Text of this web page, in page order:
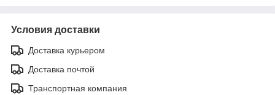
Условия доставки
Доставка курьером
Доставка почтой
Транспортная компания